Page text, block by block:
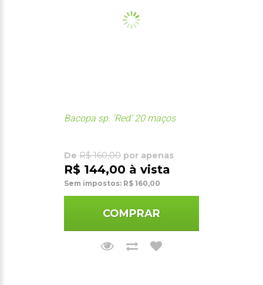
Bacopa sp. 'Red' 20 maços
De R$ 160,00 por apenas
R$ 144,00 à vista
Sem impostos: R$ 160,00
COMPRAR